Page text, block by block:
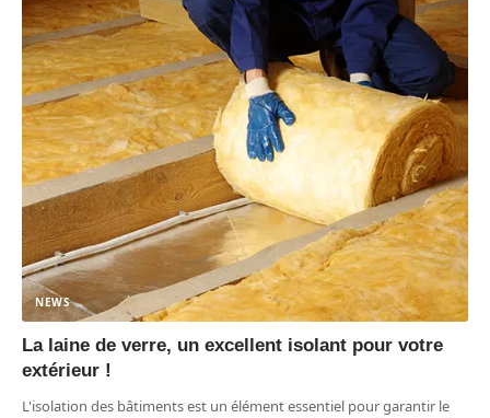
NEWS
La laine de verre, un excellent isolant pour votre
extérieur !
L'isolation des bâtiments est un élément essentiel pour garantir le